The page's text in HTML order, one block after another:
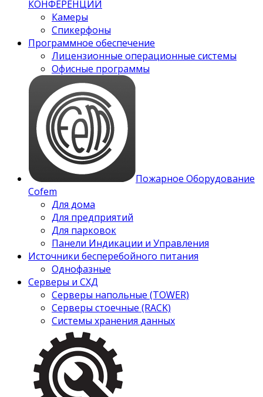
КОНФЕРЕНЦИЙ
Камеры
Спикерфоны
Программное обеспечение
Лицензионные операционные системы
Офисные программы
Пожарное Оборудование
Cofem
Для дома
Для предприятий
Для парковок
Панели Индикации и Управления
Источники бесперебойного питания
Однофазные
Серверы и СХД
Серверы напольные (TOWER)
Серверы стоечные (RACK)
Системы хранения данных